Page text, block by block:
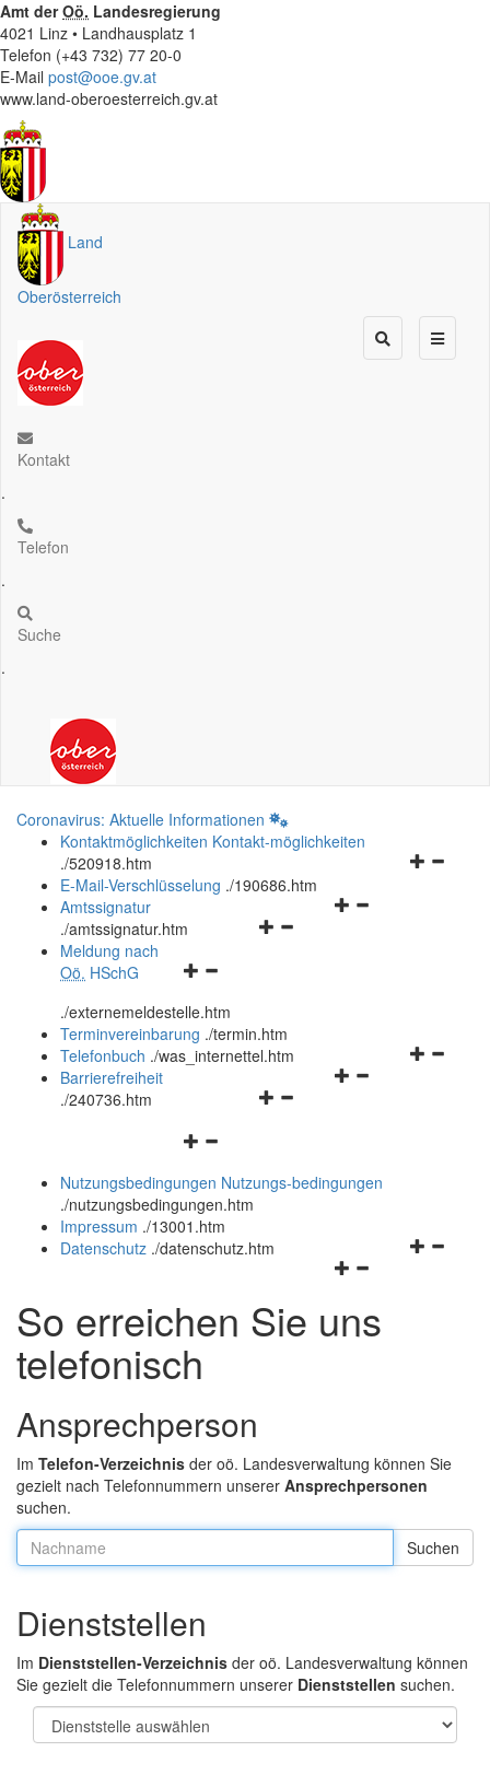
Amt derOö. Landesregierung
4021 Linz • Landhausplatz 1
Telefon (+43 732) 77 20-0
E-Mail post@ooe.gv.at
www.land-oberoesterreich.gv.at
Land
Oberösterreich
Kontakt
.
Telefon
.
Suche
.
Coronavirus: Aktuelle Informationen
Kontaktmöglichkeiten Kontakt-möglichkeiten
./520918.htm
Navigationsmenü
E-Mail-Verschlüsselung ./190686.htm
Navigationsmenü
Amtssignatur
./amtssignatur.htm
Navigationsmenü
und
schließen
Meldung nach
Oö. HSchG
./externemeldestelle.htm
Terminvereinbarung ./termin.htm
Navigationsmenü
Telefonbuch ./was_internettel.htm
Navigationsmenü
Barrierefreiheit
./240736.htm
Navigationsmenü
und
schließen
Nutzungsbedingungen Nutzungs-bedingungen
./nutzungsbedingungen.htm
Impressum ./13001.htm
Navigationsmenü
und
schließen
Datenschutz ./datenschutz.htm
So erreichen Sie uns
telefonisch
Ansprechperson
Im Telefon-Verzeichnis der oö. Landesverwaltung können Sie
gezielt nach Telefonnummern unserer Ansprechpersonen
suchen.
Nachname:
Dienststellen
Im Dienststellen-Verzeichnis der oö. Landesverwaltung können
Sie gezielt die Telefonnummern unserer Dienststellen suchen.